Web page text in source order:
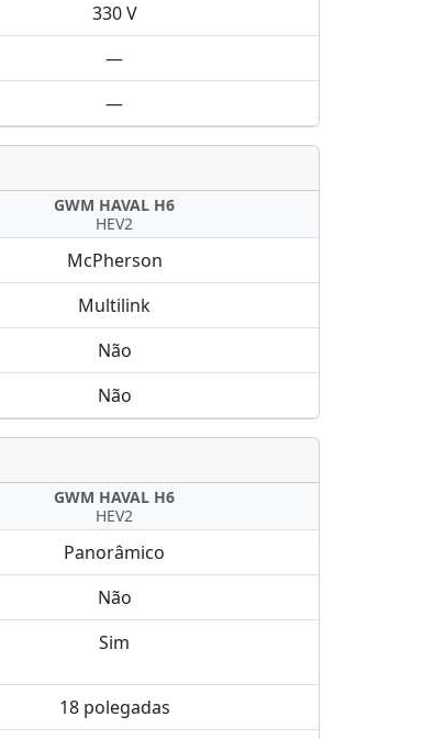
330 V
—
—
GWM HAVAL H6
HEV2
McPherson
Multilink
Não
Não
GWM HAVAL H6
HEV2
Panorâmico
Não
Sim
18 polegadas